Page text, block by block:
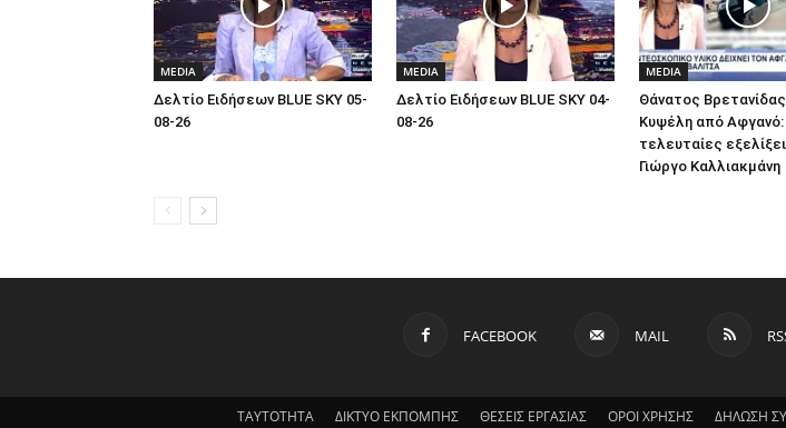
MEDIA
Δελτίο Ειδήσεων BLUE SKY 05-
08-26
MEDIA
Δελτίο Ειδήσεων BLUE SKY 04-
08-26
MEDIA
Θάνατος
Κυψέλη από Αφγανό:
τελευταίες
Γιώργο Καλλιακμάνη
FACEBOOK MAIL
ΤΑΥΤΟΤΗΤΑ ΔΙΚΤΥΟ ΕΚΠΟΜΠΗΣ ΘΕΣΕΙΣ ΕΡΓΑΣΙΑΣ ΟΡΟΙ ΧΡΗΣΗΣ ΔΗΛΩΣΗ